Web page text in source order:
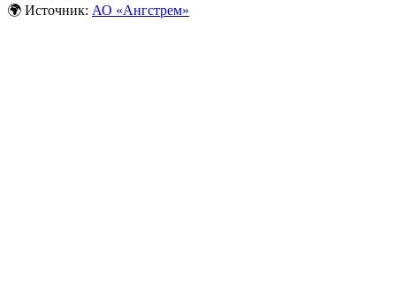
🌍 Источник: АО «Ангстрем»